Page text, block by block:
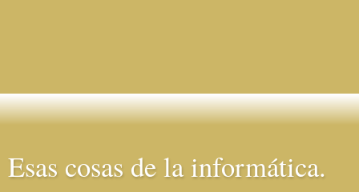
Esas cosas de la informática.